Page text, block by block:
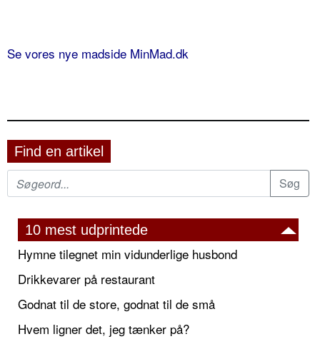
Se vores nye madside MinMad.dk
Find en artikel
10 mest udprintede
Hymne tilegnet min vidunderlige husbond
Drikkevarer på restaurant
Godnat til de store, godnat til de små
Hvem ligner det, jeg tænker på?